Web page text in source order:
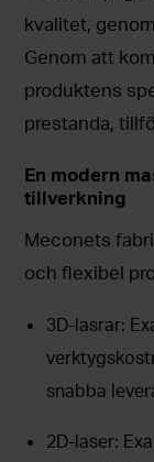
kvalitet,
Genom att
produktens
prestanda,
En modern
tillverkning
Meconets
och flexibel
3D-lasrar:
snabba
2D-laser: